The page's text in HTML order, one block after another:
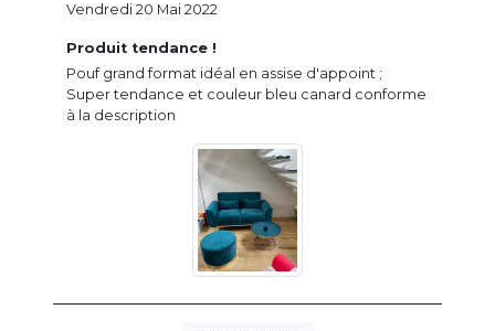
Produit tendance !
Pouf grand format idéal en assise d'appoint ;
Super tendance et couleur bleu canard conforme
à la description
Vendredi 20 Mai 2022